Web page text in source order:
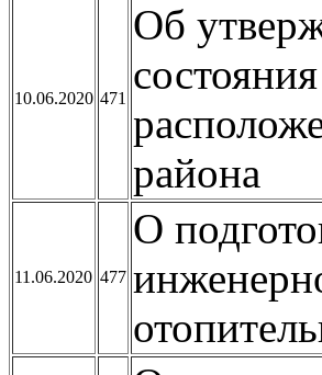
10.06.2020 471
Об
района
11.06.2020 477
О